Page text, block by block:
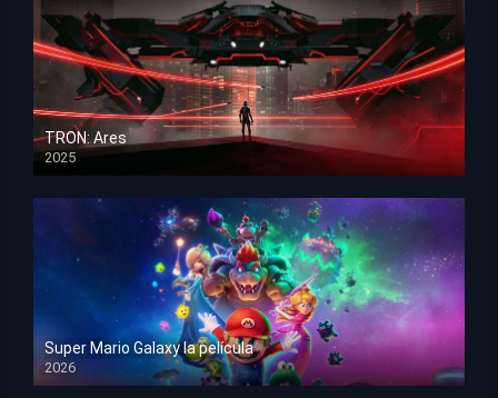
TRON: Ares
2025
HD 1080p
Super Mario Galaxy la película
2026
HD 1080p